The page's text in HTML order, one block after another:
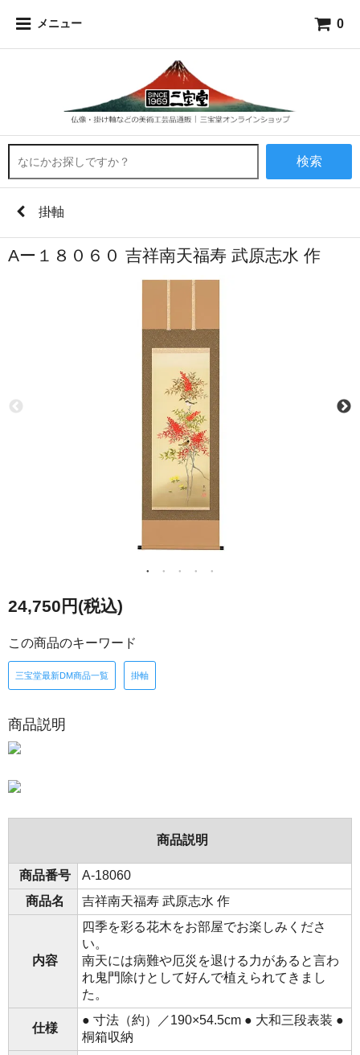
メニュー 0
検索
掛軸
Aー１８０６０ 吉祥南天福寿 武原志水 作
24,750円(税込)
この商品のキーワード
三宝堂最新DM商品一覧 掛軸
商品説明
商品説明
商品番号
A-18060
商品名
吉祥南天福寿 武原志水 作
内容
四季を彩る花木をお部屋でお楽しみくださ
い。
南天には病難や厄災を退ける力があると言わ
れ鬼門除けとして好んで植えられてきまし
た。
仕様
● 寸法（約）／190×54.5cm ● 大和三段表装 ●
桐箱収納­­